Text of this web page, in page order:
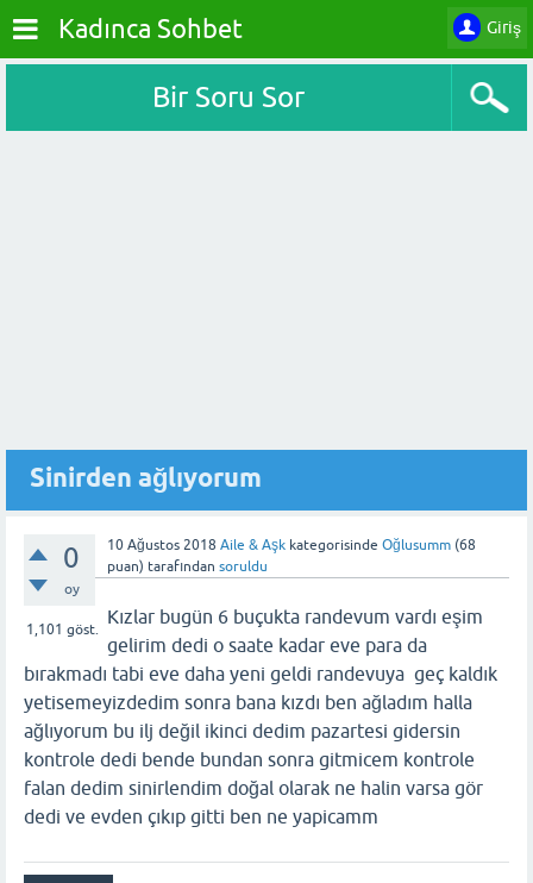
Giriş
Kadınca Sohbet
Bir Soru Sor
Sinirden ağlıyorum
0
oy
1,101 göst.
10 Ağustos 2018 Aile & Aşk kategorisinde Oğlusumm (68
puan) tarafından soruldu
Kızlar bugün 6 buçukta randevum vardı eşim
gelirim dedi o saate kadar eve para da
bırakmadı tabi eve daha yeni geldi randevuya geç kaldık
yetisemeyizdedim sonra bana kızdı ben ağladım halla
ağlıyorum bu ilj değil ikinci dedim pazartesi gidersin
kontrole dedi bende bundan sonra gitmicem kontrole
falan dedim sinirlendim doğal olarak ne halin varsa gör
dedi ve evden çıkıp gitti ben ne yapicamm